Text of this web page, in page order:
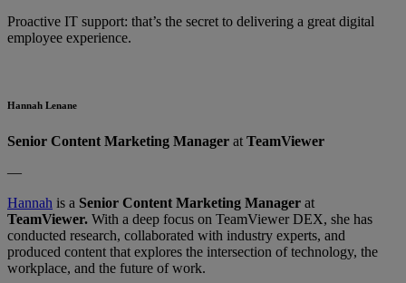
Proactive IT support: that’s the secret to delivering a great digital
employee experience.
Hannah Lenane
Senior Content Marketing Manager at TeamViewer
—
Hannah is a Senior Content Marketing Manager at
TeamViewer. With a deep focus on TeamViewer DEX, she has
conducted research, collaborated with industry experts, and
produced content that explores the intersection of technology, the
workplace, and the future of work.